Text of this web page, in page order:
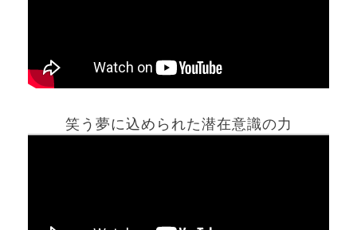
笑う夢に込められた潜在意識の力